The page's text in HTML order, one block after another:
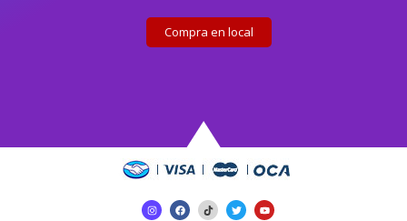
Compra en local